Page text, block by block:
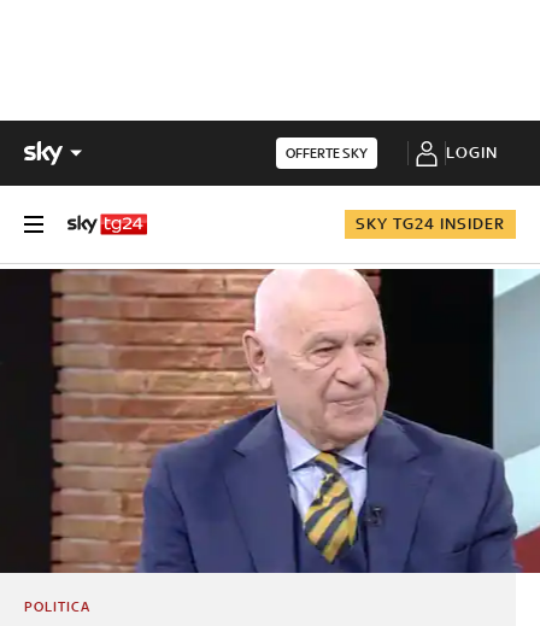
OFFERTE SKY LOGIN
SKY TG24 INSIDER
POLITICA